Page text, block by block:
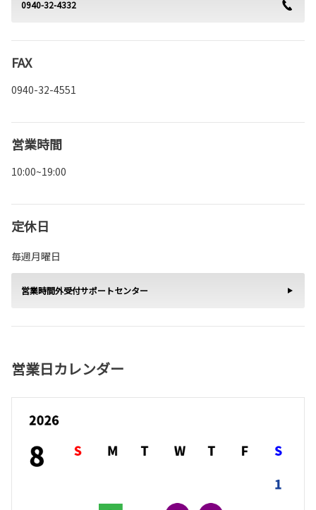
0940-32-4332
FAX
0940-32-4551
営業時間
10:00~19:00
定休日
毎週月曜日
営業時間外受付サポートセンター
営業日カレンダー